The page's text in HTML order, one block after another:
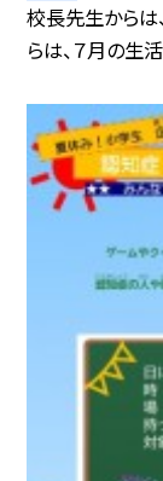
校長先生からは
らは、７月の生